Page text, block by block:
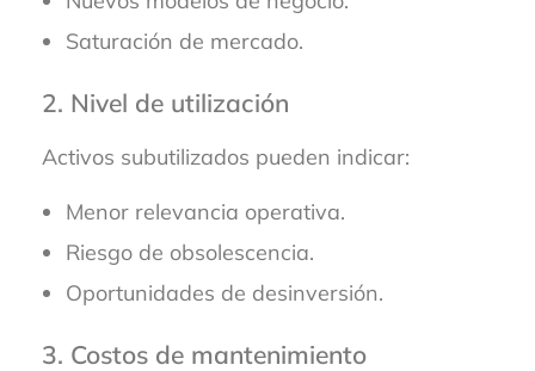
Saturación de mercado.
2. Nivel de utilización
Activos subutilizados pueden indicar:
Menor relevancia operativa.
Riesgo de obsolescencia.
Oportunidades de desinversión.
3. Costos de mantenimiento